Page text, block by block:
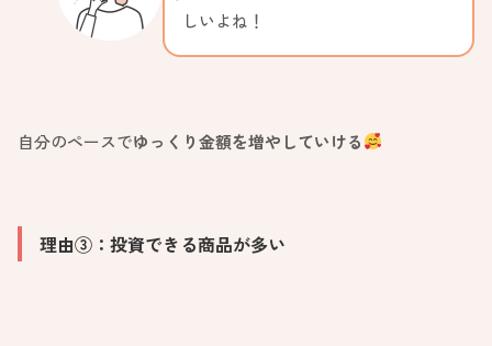
しいよね！
自分のペースでゆっくり金額を増やしていける
理由③：投資できる商品が多い